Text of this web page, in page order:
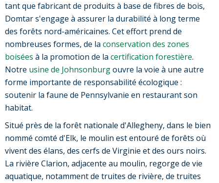
tant que fabricant de produits à base de fibres de bois,
Domtar s'engage à assurer la durabilité à long terme
des forêts nord-américaines. Cet effort prend de
nombreuses formes, de la conservation des zones
boisées à la promotion de la certification forestière.
Notre usine de Johnsonburgouvre la voie à une autre
forme importante de responsabilité écologique :
soutenir la faune de Pennsylvanie en restaurant son
habitat.
Situé près de la forêt nationale d'Allegheny, dans le bien
nommé comté d'Elk, le moulin est entouré de forêts où
vivent des élans, des cerfs de Virginie et des ours noirs.
La rivière Clarion, adjacente au moulin, regorge de vie
aquatique, notamment de truites de rivière, de truites